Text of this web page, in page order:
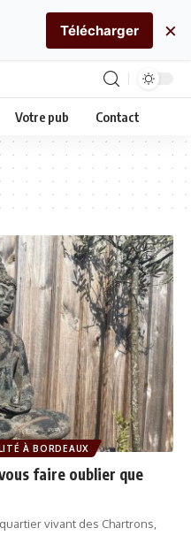
Votre pub Contact
À BORDEAUX
faire oublier que
vivant des Chartrons,
Télécharger ×